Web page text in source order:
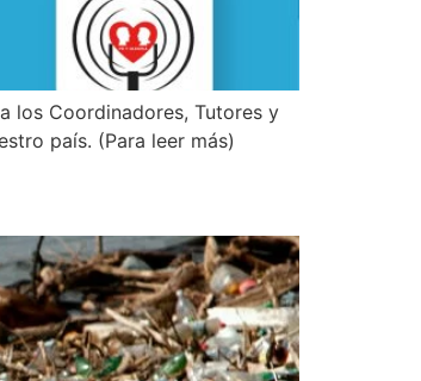
los Coordinadores, Tutores y
país. (Para leer más)